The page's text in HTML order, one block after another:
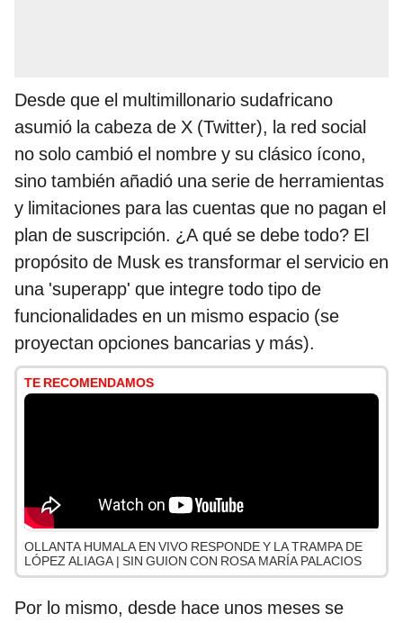
Desde que el multimillonario sudafricano
asumió la cabeza de X (Twitter), la red social
no solo cambió el nombre y su clásico ícono,
sino también añadió una serie de herramientas
y limitaciones para las cuentas que no pagan el
plan de suscripción. ¿A qué se debe todo? El
propósito de Musk es transformar el servicio en
una 'superapp' que integre todo tipo de
funcionalidades en un mismo espacio (se
proyectan opciones bancarias y más).
TE RECOMENDAMOS
OLLANTA HUMALA EN VIVO RESPONDE Y LA TRAMPA DE
LÓPEZ ALIAGA | SIN GUION CON ROSA MARÍA PALACIOS
Por lo mismo, desde hace unos meses se